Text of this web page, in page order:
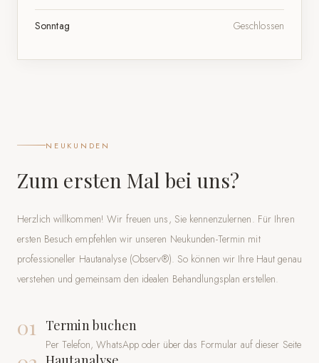
Sonntag Geschlossen
NEUKUNDEN
Zum ersten Mal bei uns?
Herzlich willkommen! Wir freuen uns, Sie kennenzulernen. Für Ihren
ersten Besuch empfehlen wir unseren Neukunden-Termin mit
professioneller Hautanalyse (Observ®). So können wir Ihre Haut genau
verstehen und gemeinsam den idealen Behandlungsplan erstellen.
01 Termin buchen
Per Telefon, WhatsApp oder über das Formular auf dieser Seite